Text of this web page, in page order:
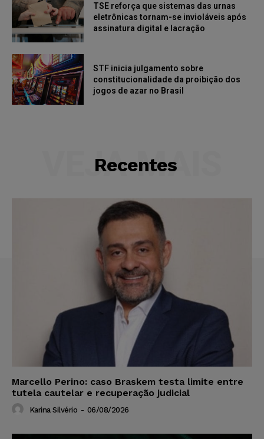
TSE reforça que sistemas das urnas
eletrônicas tornam-se invioláveis após
assinatura digital e lacração
STF inicia julgamento sobre
constitucionalidade da proibição dos
jogos de azar no Brasil
Recentes
VEJA MAIS
Marcello Perino: caso Braskem testa limite entre
tutela cautelar e recuperação judicial
Karina Silvério - 06/08/2026